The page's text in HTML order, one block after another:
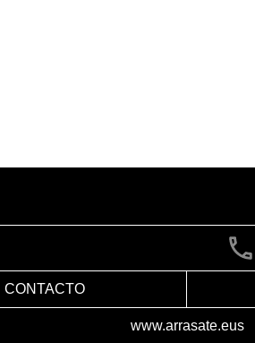
CONTACTO
www.arrasate.eus